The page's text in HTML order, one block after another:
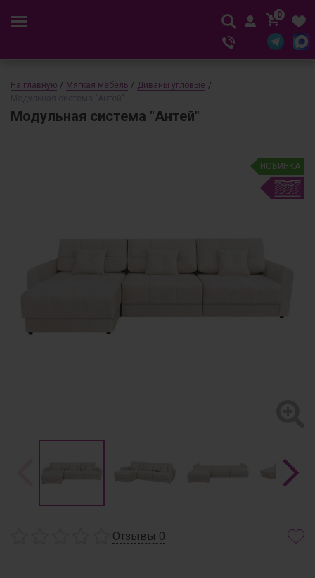
0
На главную / Мягкая мебель / Диваны угловые /
Модульная система "Антей"
НОВИНКА
Отзывы 0